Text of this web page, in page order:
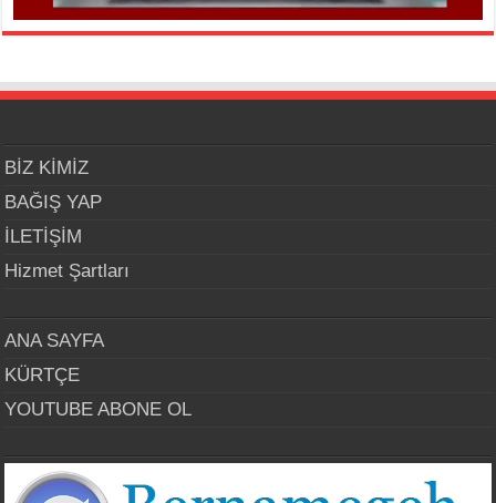
BİZ KİMİZ
BAĞIŞ YAP
İLETİŞİM
Hizmet Şartları
ANA SAYFA
KÜRTÇE
YOUTUBE ABONE OL